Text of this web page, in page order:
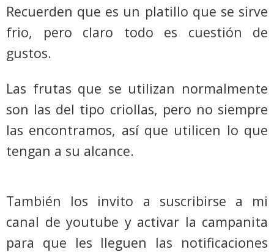
Recuerden que es un platillo que se sirve
frio, pero claro todo es cuestión de
gustos.
Las frutas que se utilizan normalmente
son las del tipo criollas, pero no siempre
las encontramos, así que utilicen lo que
tengan a su alcance.
También los invito a suscribirse a mi
canal de youtube y activar la campanita
para que les lleguen las notificaciones